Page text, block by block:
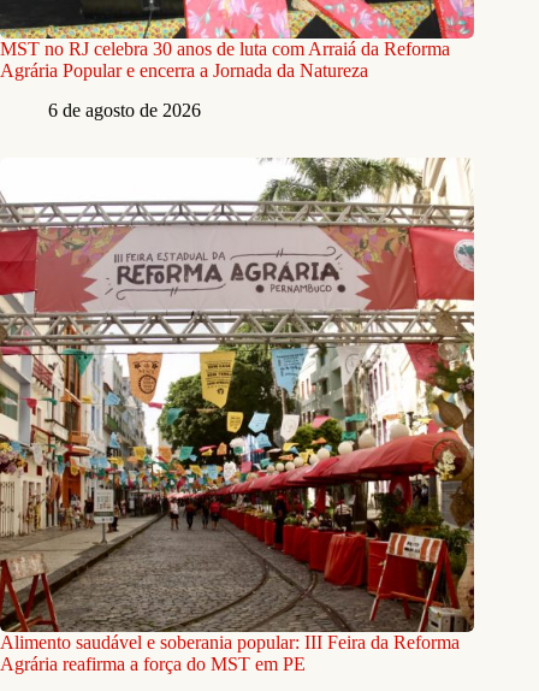
MST no RJ celebra 30 anos de luta com Arraiá da Reforma
Agrária Popular e encerra a Jornada da Natureza
6 de agosto de 2026
Alimento saudável e soberania popular: III Feira da Reforma
Agrária reafirma a força do MST em PE